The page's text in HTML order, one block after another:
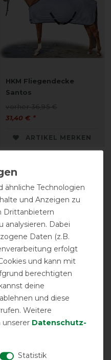
HKM Fliegendecke
Santos
vorher 36,95 €
31,40 € *
ARTIKEL MERKEN
HKM Fliegendecke Stars
Combo
vorher 61,95 €
52,65 € *
ähnliche Technologien
und Anzeigen zu
Drittanbietern
analysieren. Dabei
Daten (z.B.
erfolgt
und kann mit
berechtigten
deine
und diese
Weitere
Daten­schutz­
Statistik